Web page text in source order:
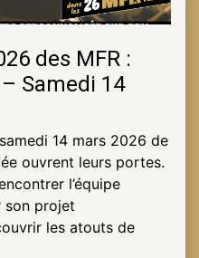
des MFR :
Samedi 14
14 mars 2026 de
ouvrent leurs portes.
l’équipe
son projet
les atouts de